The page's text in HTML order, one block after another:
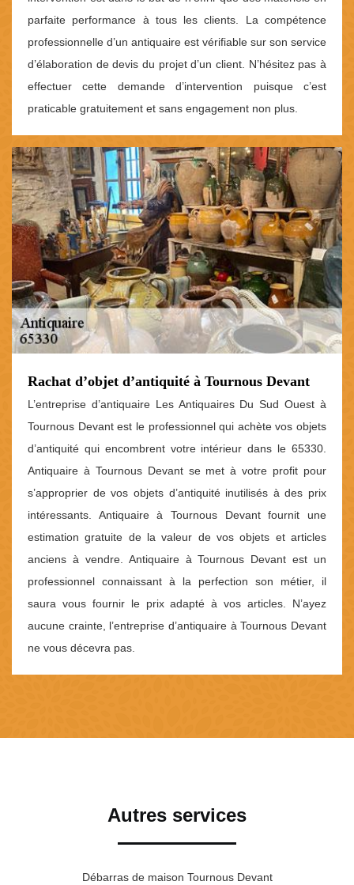
parfaite performance à tous les clients. La compétence
professionnelle d’un antiquaire est vérifiable sur son service
d’élaboration de devis du projet d’un client. N’hésitez pas à
effectuer cette demande d’intervention puisque c’est
praticable gratuitement et sans engagement non plus.
Rachat d’objet d’antiquité à Tournous Devant
L’entreprise d’antiquaire Les Antiquaires Du Sud Ouest à
Tournous Devant est le professionnel qui achète vos objets
d’antiquité qui encombrent votre intérieur dans le 65330.
Antiquaire à Tournous Devant se met à votre profit pour
s’approprier de vos objets d’antiquité inutilisés à des prix
intéressants. Antiquaire à Tournous Devant fournit une
estimation gratuite de la valeur de vos objets et articles
anciens à vendre. Antiquaire à Tournous Devant est un
professionnel connaissant à la perfection son métier, il
saura vous fournir le prix adapté à vos articles. N’ayez
aucune crainte, l’entreprise d’antiquaire à Tournous Devant
ne vous décevra pas.
Autres services
Débarras de maison Tournous Devant